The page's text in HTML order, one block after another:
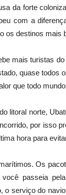
da forte
com a
os destinos mais
mais turistas
quase
que todo
litoral norte,
por isso
hora para
Os
passeia
serviço do